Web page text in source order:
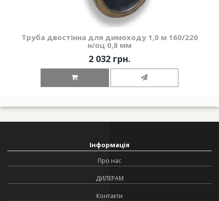
Труба двостінна для димоходу 1,0 м 160/220
н/оц 0,8 мм
2 032 грн.
Інформація
Про нас
ДИЛЕРАМ
Контакти